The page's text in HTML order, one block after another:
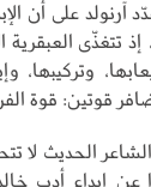
على أن
العبقرية
وتركيبها،
قوتين: قوة
الحديث لا
عن إبداع أدب